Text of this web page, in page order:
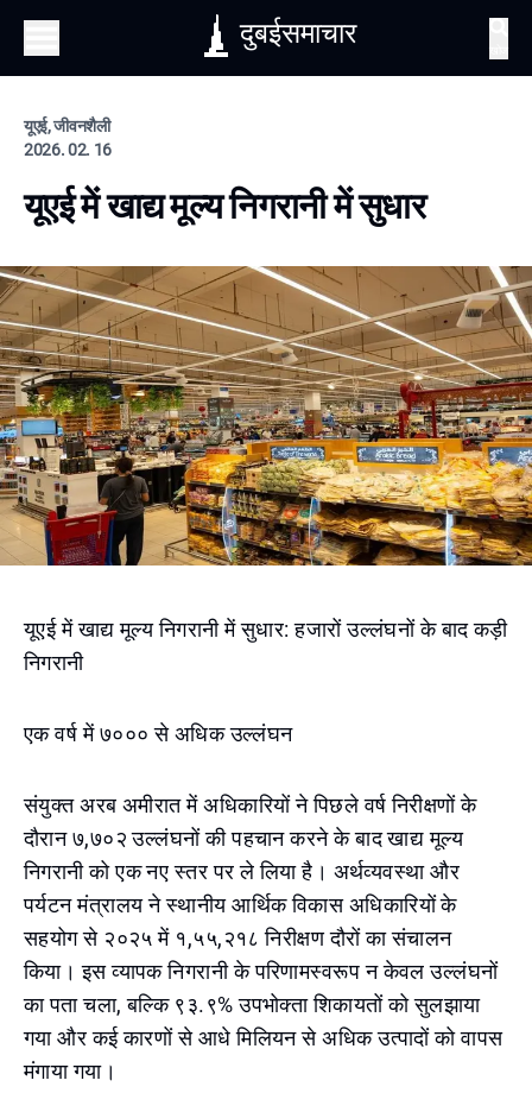
दुबईसमाचार
यूएई, जीवनशैली
2026. 02. 16
यूएई में खाद्य मूल्य निगरानी में सुधार
यूएई में खाद्य मूल्य निगरानी में सुधार: हजारों उल्लंघनों के बाद कड़ी
निगरानी
एक वर्ष में ७००० से अधिक उल्लंघन
संयुक्त अरब अमीरात में अधिकारियों ने पिछले वर्ष निरीक्षणों के
दौरान ७,७०२ उल्लंघनों की पहचान करने के बाद खाद्य मूल्य
निगरानी को एक नए स्तर पर ले लिया है। अर्थव्यवस्था और
पर्यटन मंत्रालय ने स्थानीय आर्थिक विकास अधिकारियों के
सहयोग से २०२५ में १,५५,२१८ निरीक्षण दौरों का संचालन
किया। इस व्यापक निगरानी के परिणामस्वरूप न केवल उल्लंघनों
का पता चला, बल्कि ९३.९% उपभोक्ता शिकायतों को सुलझाया
गया और कई कारणों से आधे मिलियन से अधिक उत्पादों को वापस
मंगाया गया।